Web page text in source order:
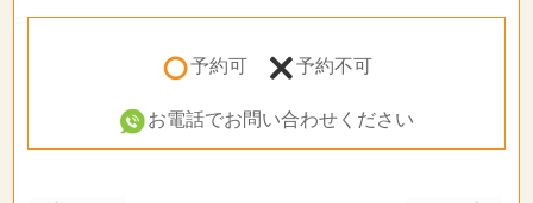
予約可 予約不可
お電話でお問い合わせください